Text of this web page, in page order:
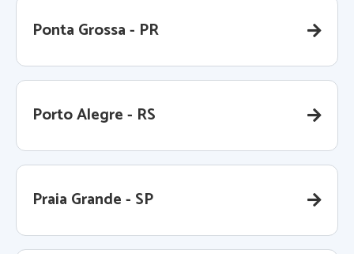
Ponta Grossa - PR
Porto Alegre - RS
Praia Grande - SP